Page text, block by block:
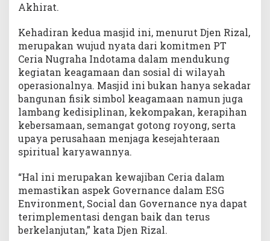
Akhirat.
Kehadiran kedua masjid ini, menurut Djen Rizal,
merupakan wujud nyata dari komitmen PT
Ceria Nugraha Indotama dalam mendukung
kegiatan keagamaan dan sosial di wilayah
operasionalnya. Masjid ini bukan hanya sekadar
bangunan fisik simbol keagamaan namun juga
lambang kedisiplinan, kekompakan, kerapihan
kebersamaan, semangat gotong royong, serta
upaya perusahaan menjaga kesejahteraan
spiritual karyawannya.
“Hal ini merupakan kewajiban Ceria dalam
memastikan aspek Governance dalam ESG
Environment, Social dan Governance nya dapat
terimplementasi dengan baik dan terus
berkelanjutan,” kata Djen Rizal.